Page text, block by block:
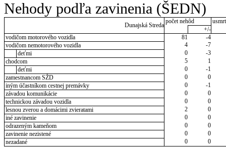
Nehody podľa zavinenia (ŠEDN)
Dunajská Streda
počet nehôd
+/-
vodičom motorového vozidla
81
-4
vodičom nemotorového vozidla
4
-7
deťmi
0
-3
chodcom
5
1
deťmi
0
-1
zamestnancom SŽD
0
0
iným účastníkom cestnej premávky
0
-1
závadou komunikácie
0
0
technickou závadou vozidla
0
0
lesnou zverou a domácimi zvieratami
2
0
iné zavinenie
0
0
odrazeným kameňom
0
0
zavinenie nezistené
0
0
nezadané
0 0